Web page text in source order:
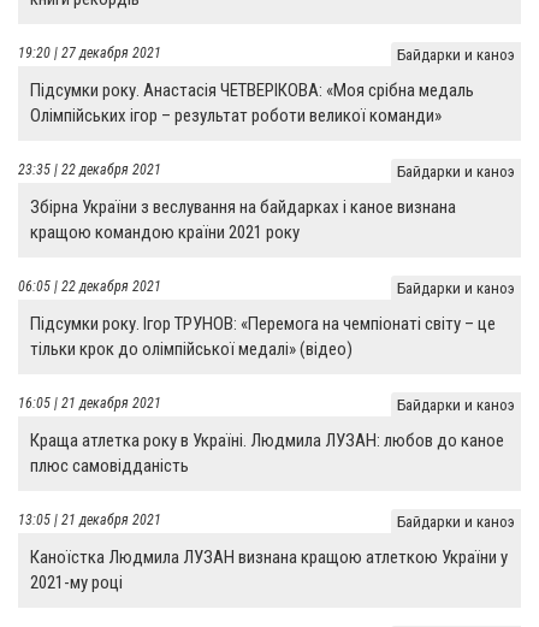
Байдарки и каноэ
19:20 | 27 декабря 2021
Підсумки року. Анастасія ЧЕТВЕРІКОВА: «Моя срібна медаль
Олімпійських ігор – результат роботи великої команди»
Байдарки и каноэ
23:35 | 22 декабря 2021
Збірна України з веслування на байдарках і каное визнана
кращою командою країни 2021 року
Байдарки и каноэ
06:05 | 22 декабря 2021
Підсумки року. Ігор ТРУНОВ: «Перемога на чемпіонаті світу – це
тільки крок до олімпійської медалі» (відео)
Байдарки и каноэ
16:05 | 21 декабря 2021
Краща атлетка року в Україні. Людмила ЛУЗАН: любов до каное
плюс самовідданість
Байдарки и каноэ
13:05 | 21 декабря 2021
Каноїстка Людмила ЛУЗАН визнана кращою атлеткою України у
2021-му році